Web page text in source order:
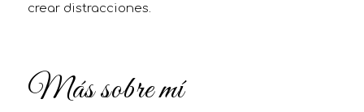
crear distracciones.
Más sobre mí